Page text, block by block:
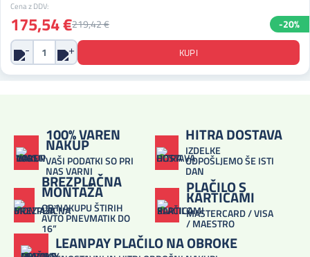
Cena z DDV:
175,54 €219,42 € -20%
100% VAREN
NAKUP
VAŠI PODATKI SO PRI
NAS VARNI
HITRA DOSTAVA
IZDELKE
ODPOŠLJEMO ŠE ISTI
DAN
BREZPLAČNA
MONTAŽA
OB NAKUPU ŠTIRIH
AVTO PNEVMATIK DO
16”
PLAČILO S
KARTICAMI
MASTERCARD / VISA
/ MAESTRO
LEANPAY PLAČILO NA OBROKE